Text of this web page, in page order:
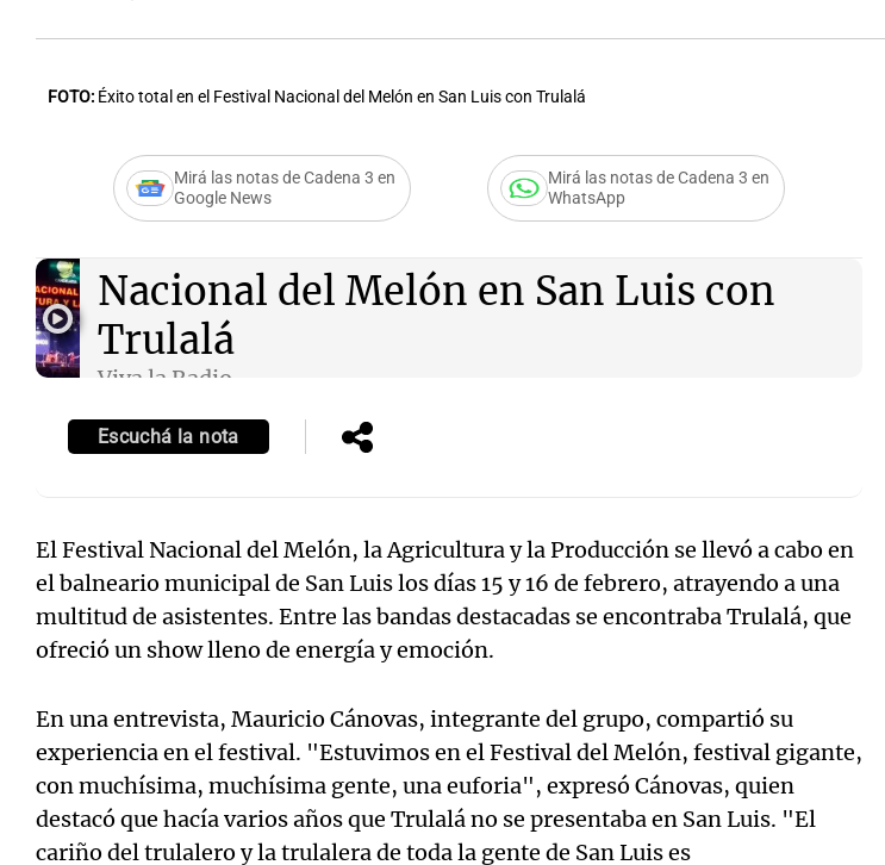
FOTO: Éxito total en el Festival Nacional del Melón en San Luis con Trulalá
Mirá las notas de Cadena 3 en
Google News
Mirá las notas de Cadena 3 en
WhatsApp
Nacional del Melón en San Luis con
Trulalá
Viva la Radio
Escuchá la nota
El Festival Nacional del Melón, la Agricultura y la Producción se llevó a cabo en
el balneario municipal de San Luis los días 15 y 16 de febrero, atrayendo a una
multitud de asistentes. Entre las bandas destacadas se encontraba Trulalá, que
ofreció un show lleno de energía y emoción.
En una entrevista, Mauricio Cánovas, integrante del grupo, compartió su
experiencia en el festival. "Estuvimos en el Festival del Melón, festival gigante,
con muchísima, muchísima gente, una euforia", expresó Cánovas, quien
destacó que hacía varios años que Trulalá no se presentaba en San Luis. "El
cariño del trulalero y la trulalera de toda la gente de San Luis es
Editorial Mundial 2026 La Sole en Cadena 3 El huracán de Arequito